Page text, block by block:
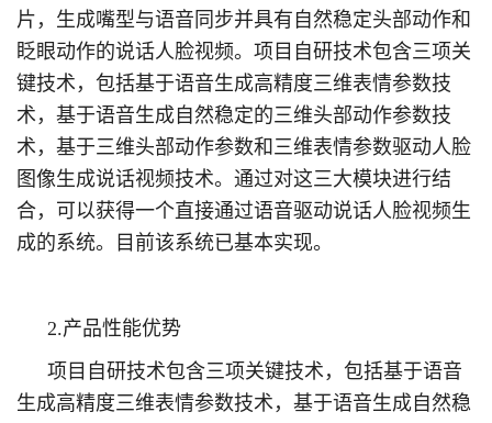
片，生成嘴型与语音同步并具有自然稳定头部动作和
眨眼动作的说话人脸视频。项目自研技术包含三项关
键技术，包括基于语音生成高精度三维表情参数技
术，基于语音生成自然稳定的三维头部动作参数技
术，基于三维头部动作参数和三维表情参数驱动人脸
图像生成说话视频技术。通过对这三大模块进行结
合，可以获得一个直接通过语音驱动说话人脸视频生
成的系统。目前该系统已基本实现。
2.产品性能优势
项目自研技术包含三项关键技术，包括基于语音
生成高精度三维表情参数技术，基于语音生成自然稳